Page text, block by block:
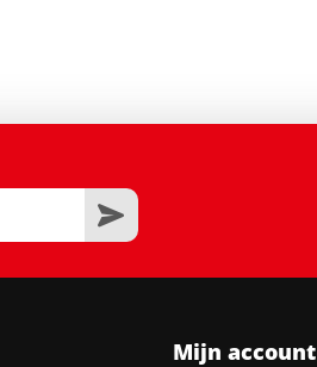
Mijn account